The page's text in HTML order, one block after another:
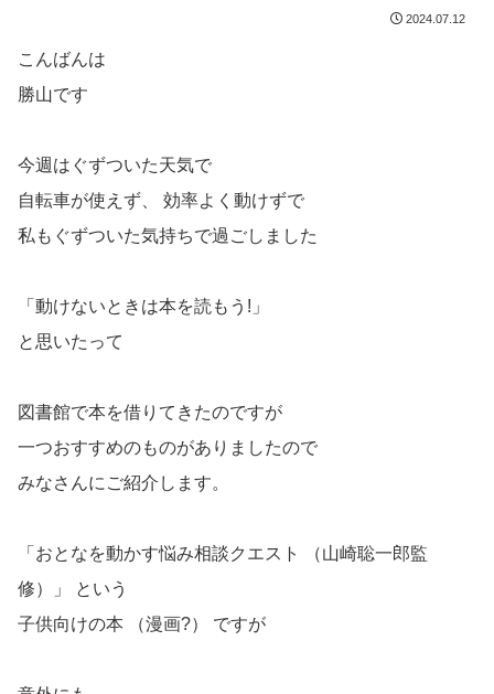
2024.07.12
こんばんは
勝山です
今週はぐずついた天気で
自転車が使えず、 効率よく動けずで
私もぐずついた気持ちで過ごしました
「動けないときは本を読もう!」
と思いたって
図書館で本を借りてきたのですが
一つおすすめのものがありましたので
みなさんにご紹介します。
「おとなを動かす悩み相談クエスト （山崎聡一郎監
修）」 という
子供向けの本 （漫画?） ですが